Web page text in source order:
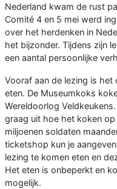
Nederland kwam de rust
Comité 4 en 5 mei werd
over het herdenken in
het bijzonder. Tijdens zijn
een aantal persoonlijke
Vooraf aan de lezing is
eten. De Museumkoks
Wereldoorlog
graag uit hoe het koken
miljoenen soldaten
ticketshop kun je
lezing te komen eten en
Het eten is onbeperkt en
mogelijk.